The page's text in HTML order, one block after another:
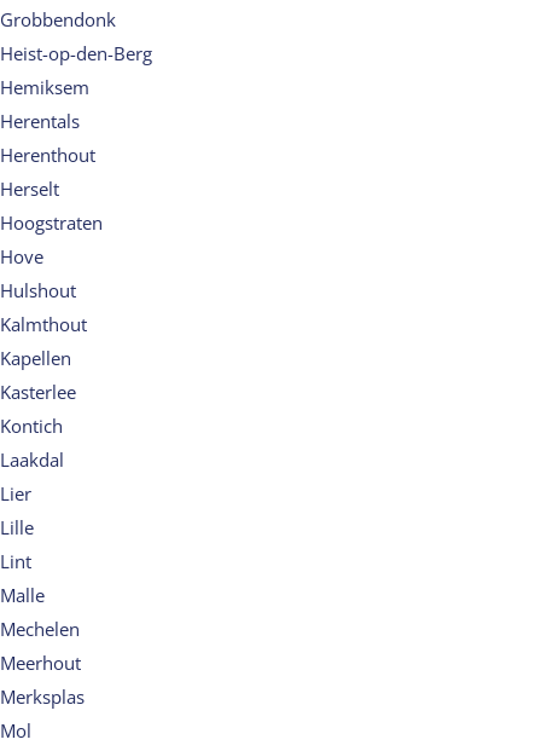
Grobbendonk
Heist-op-den-Berg
Hemiksem
Herentals
Herenthout
Herselt
Hoogstraten
Hove
Hulshout
Kalmthout
Kapellen
Kasterlee
Kontich
Laakdal
Lier
Lille
Lint
Malle
Mechelen
Meerhout
Merksplas
Mol